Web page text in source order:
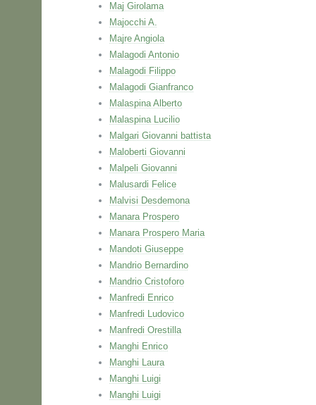
Maj Girolama
Majocchi A.
Majre Angiola
Malagodi Antonio
Malagodi Filippo
Malagodi Gianfranco
Malaspina Alberto
Malaspina Lucilio
Malgari Giovanni battista
Maloberti Giovanni
Malpeli Giovanni
Malusardi Felice
Malvisi Desdemona
Manara Prospero
Manara Prospero Maria
Mandoti Giuseppe
Mandrio Bernardino
Mandrio Cristoforo
Manfredi Enrico
Manfredi Ludovico
Manfredi Orestilla
Manghi Enrico
Manghi Laura
Manghi Luigi
Manghi Luigi